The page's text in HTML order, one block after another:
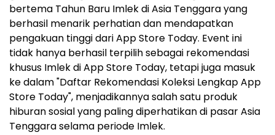
bertema Tahun Baru Imlek di Asia Tenggara yang
berhasil menarik perhatian dan mendapatkan
pengakuan tinggi dari App Store Today. Event ini
tidak hanya berhasil terpilih sebagai rekomendasi
khusus Imlek di App Store Today, tetapi juga masuk
ke dalam "Daftar Rekomendasi Koleksi Lengkap App
Store Today", menjadikannya salah satu produk
hiburan sosial yang paling diperhatikan di pasar Asia
Tenggara selama periode Imlek.